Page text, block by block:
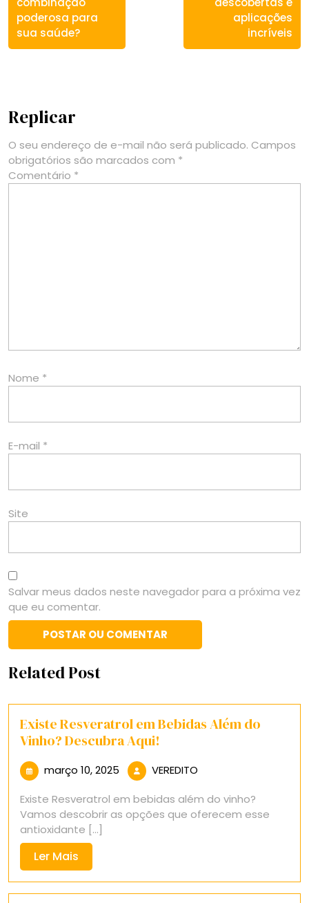
poderosa para
sua saúde?
aplicações
incríveis
Replicar
O seu endereço de e-mail não será publicado. Campos
obrigatórios são marcados com *
Comentário *
Nome *
E-mail *
Site
Salvar meus dados neste navegador para a próxima vez
que eu comentar.
Related Post
Existe Resveratrol em Bebidas Além do
Vinho? Descubra Aqui!
março 10, 2025 março
2025
VEREDITO
Existe Resveratrol em bebidas além do vinho?
Vamos descobrir as opções que oferecem esse
antioxidante [...]
Ler Mais
Mais